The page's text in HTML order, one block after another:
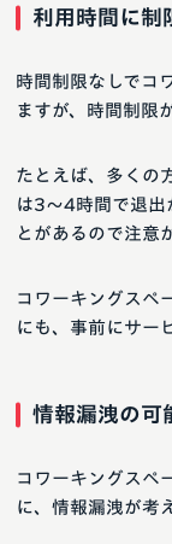
利用時間に制
時間制限なしでコ
ますが、時間制限
たとえば、多くの
は3〜4時間で退出
とがあるので注意
コワーキングスペ
にも、事前にサー
情報漏洩の可
コワーキングスペ
に、情報漏洩が考